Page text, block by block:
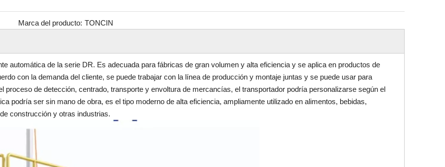
Marca del producto: TONCIN
automática de la serie DR. Es adecuada para fábricas de gran volumen y alta eficiencia y se aplica en productos de
con la demanda del cliente, se puede trabajar con la línea de producción y montaje juntas y se puede usar para
proceso de detección, centrado, transporte y envoltura de mercancías, el transportador podría personalizarse según el
podría ser sin mano de obra, es el tipo moderno de alta eficiencia, ampliamente utilizado en alimentos, bebidas,
construcción y otras industrias.